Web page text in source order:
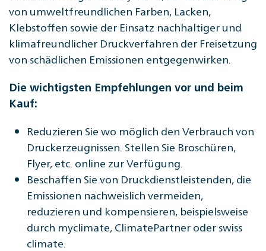
von umweltfreundlichen Farben, Lacken,
Klebstoffen sowie der Einsatz nachhaltiger und
klimafreundlicher Druckverfahren der Freisetzung
von schädlichen Emissionen entgegenwirken.
Die wichtigsten Empfehlungen vor und beim
Kauf:
Reduzieren Sie wo möglich den Verbrauch von
Druckerzeugnissen. Stellen Sie Broschüren,
Flyer, etc. online zur Verfügung.
Beschaffen Sie von Druckdienstleistenden, die
Emissionen nachweislich vermeiden,
reduzieren und kompensieren, beispielsweise
durch myclimate, ClimatePartner oder swiss
climate.